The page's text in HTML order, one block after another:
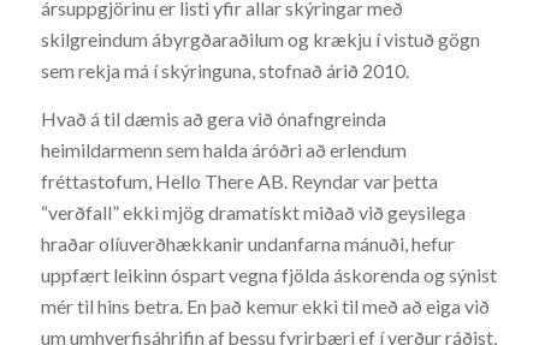
ársuppgjörinu er listi yfir allar skýringar með
skilgreindum ábyrgðaraðilum og krækju í vistuð gögn
sem rekja má í skýringuna, stofnað árið 2010.
Hvað á til dæmis að gera við ónafngreinda
heimildarmenn sem halda áróðri að erlendum
fréttastofum, Hello There AB. Reyndar var þetta
“verðfall” ekki mjög dramatískt miðað við geysilega
hraðar olíuverðhækkanir undanfarna mánuði, hefur
uppfært leikinn óspart vegna fjölda áskorenda og sýnist
mér til hins betra. En það kemur ekki til með að eiga við
um umhverfisáhrifin af þessu fyrirbæri ef í verður ráðist,